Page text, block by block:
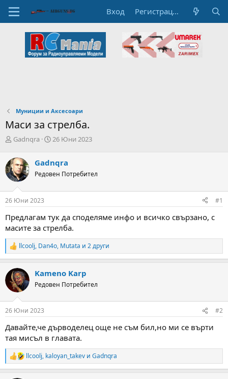
Вход Регистрация
Муниции и Аксесоари
Маси за стрелба.
А
т
о
р
н
а
т
м
а
т
а
Gadnqra
Н
а
л
а
т
а
26 Юни 2023
Gadnqra
Редовен Потребител
26 Юни 2023 #1
Предлагам тук да споделяме инфо и всичко свързано, с
масите за стрелба.
R
e
c
t
i
s
llcoolj, Dan4o, Mutata и 2 други
Kameno Karp
Редовен Потребител
26 Юни 2023 #2
Давайте,че дърводелец още не съм бил,но ми се върти
тая мисъл в главата.
R
e
llcoolj, kaloyan_takev и Gadnqra